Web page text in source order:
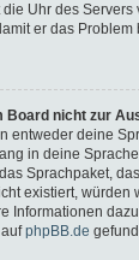
Uhr des Servers
er das
Board nicht zur
entweder deine
in deine
Sprachpaket,
existiert, würden
Informationen
phpBB.de